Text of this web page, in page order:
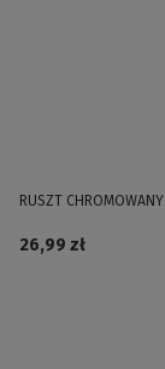
RUSZT
26,99 zł